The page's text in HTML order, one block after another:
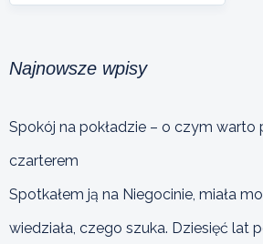
Najnowsze wpisy
Spokój na pokładzie – o czym
czarterem
Spotkałem ją na Niegocinie, miała
wiedziała, czego szuka. Dziesięć lat